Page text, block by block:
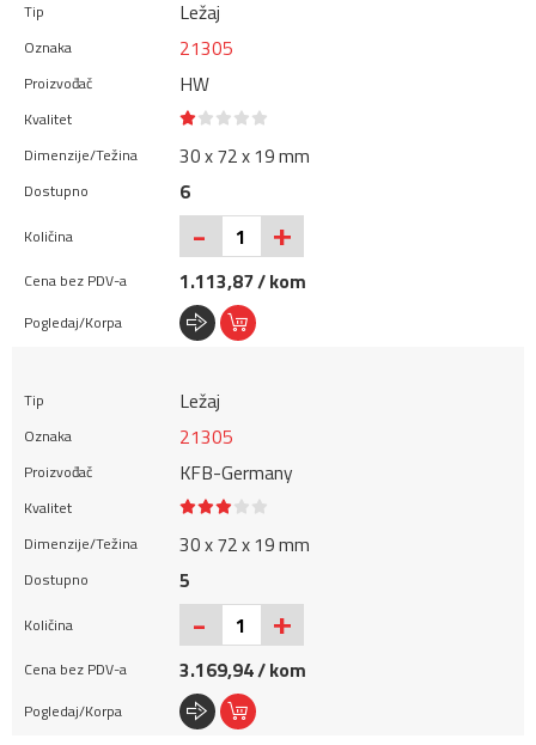
Ležaj
21305
HW
30 x 72 x 19 mm
6
- +
1.113,87 / kom
Ležaj
21305
KFB-Germany
30 x 72 x 19 mm
5
- +
3.169,94 / kom